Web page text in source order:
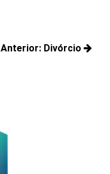
Anterior: Divórcio